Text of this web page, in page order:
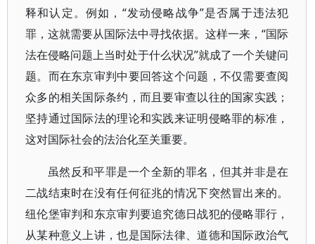
释和认定。例如，“发动侵略战争”是否属于违法犯
罪，这就需要从国际法中寻找依据。这样一来，“国际
法在侵略问题上当时处于什么状况”就成了一个关键问
题。而在东京审判中要回答这个问题，不仅需要查阅
众多的相关国际条约，而且要审查以往的国家实践；
坚持通过国际法的理论和实践来证明侵略罪的标准，
这对国际社会的法治化至关重要。
虽然反和平罪是一个全新的罪名，但其并非是在
二战结束时在没有任何征兆的情况下突然冒出来的。
纽伦堡审判和东京审判要追究德日战犯的侵略罪行，
从某种意义上讲，也是国际法律、道德和国际政治气